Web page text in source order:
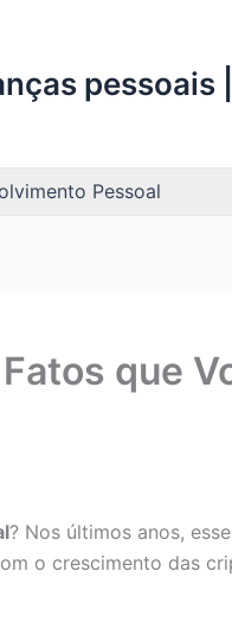
Pessoal
que
? Nos últimos anos,
o crescimento das